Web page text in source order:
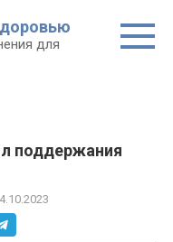
для
поддержания